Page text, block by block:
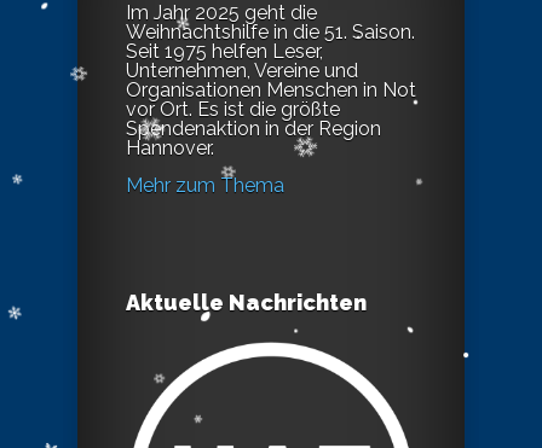
Im Jahr 2025 geht die
Weihnachtshilfe in die 51. Saison.
Seit 1975 helfen Leser,
Unternehmen, Vereine und
Organisationen Menschen in Not
vor Ort. Es ist die größte
Spendenaktion in der Region
Hannover.
Mehr zum Thema
Aktuelle Nachrichten